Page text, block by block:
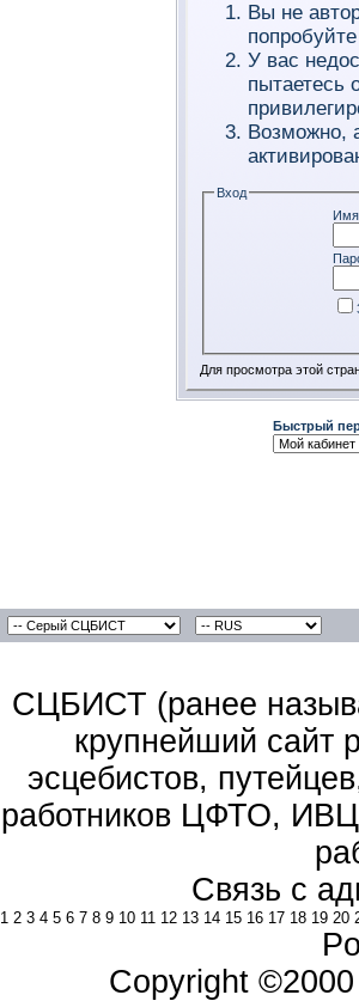
Вы не
У вас
пытаетесь
Возможно,
Вход
Для просмотра этой
Быстрый
СЦБИСТ (ранее
крупнейший сайт
эсцебистов,
работников ЦФТО, ИВЦ
Связь с
1 2 3 4 5 6 7 8 9 10 11 12 13 14 15 16 17 18 19 20
Copyright